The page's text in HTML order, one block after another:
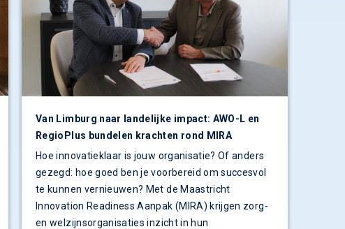
Van Limburg naar landelijke impact: AWO-L en
RegioPlus bundelen krachten rond MIRA
Hoe innovatieklaar is jouw organisatie? Of anders
gezegd: hoe goed ben je voorbereid om succesvol
te kunnen vernieuwen? Met de Maastricht
Innovation Readiness Aanpak (MIRA) krijgen zorg-
en welzijnsorganisaties inzicht in hun